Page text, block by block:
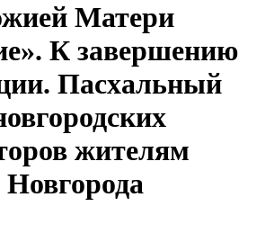
Матери
К завершению
Пасхальный
жителям